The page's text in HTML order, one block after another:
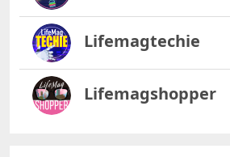
Lifemagtechie
Lifemagshopper